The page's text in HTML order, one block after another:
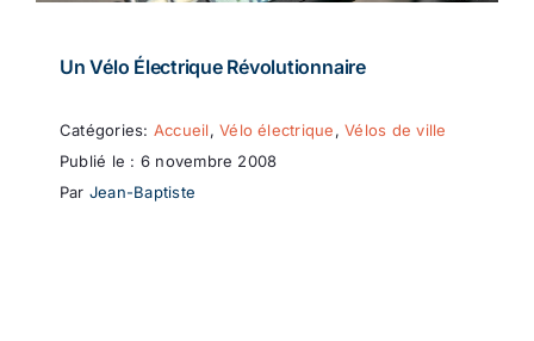
Un Vélo Électrique Révolutionnaire
Catégories: Accueil,Vélo électrique,Vélos de ville
Publié le : 6 novembre 2008
Par Jean-Baptiste